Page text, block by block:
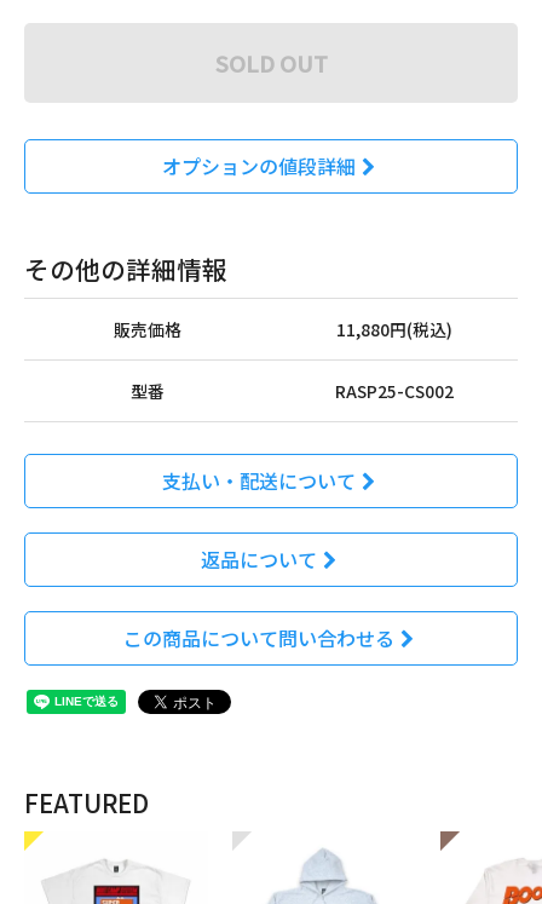
SOLD OUT
オプションの値段詳細
その他の詳細情報
販売価格 11,880円(税込)
型番 RASP25-CS002
支払い・配送について
返品について
この商品について問い合わせる
FEATURED